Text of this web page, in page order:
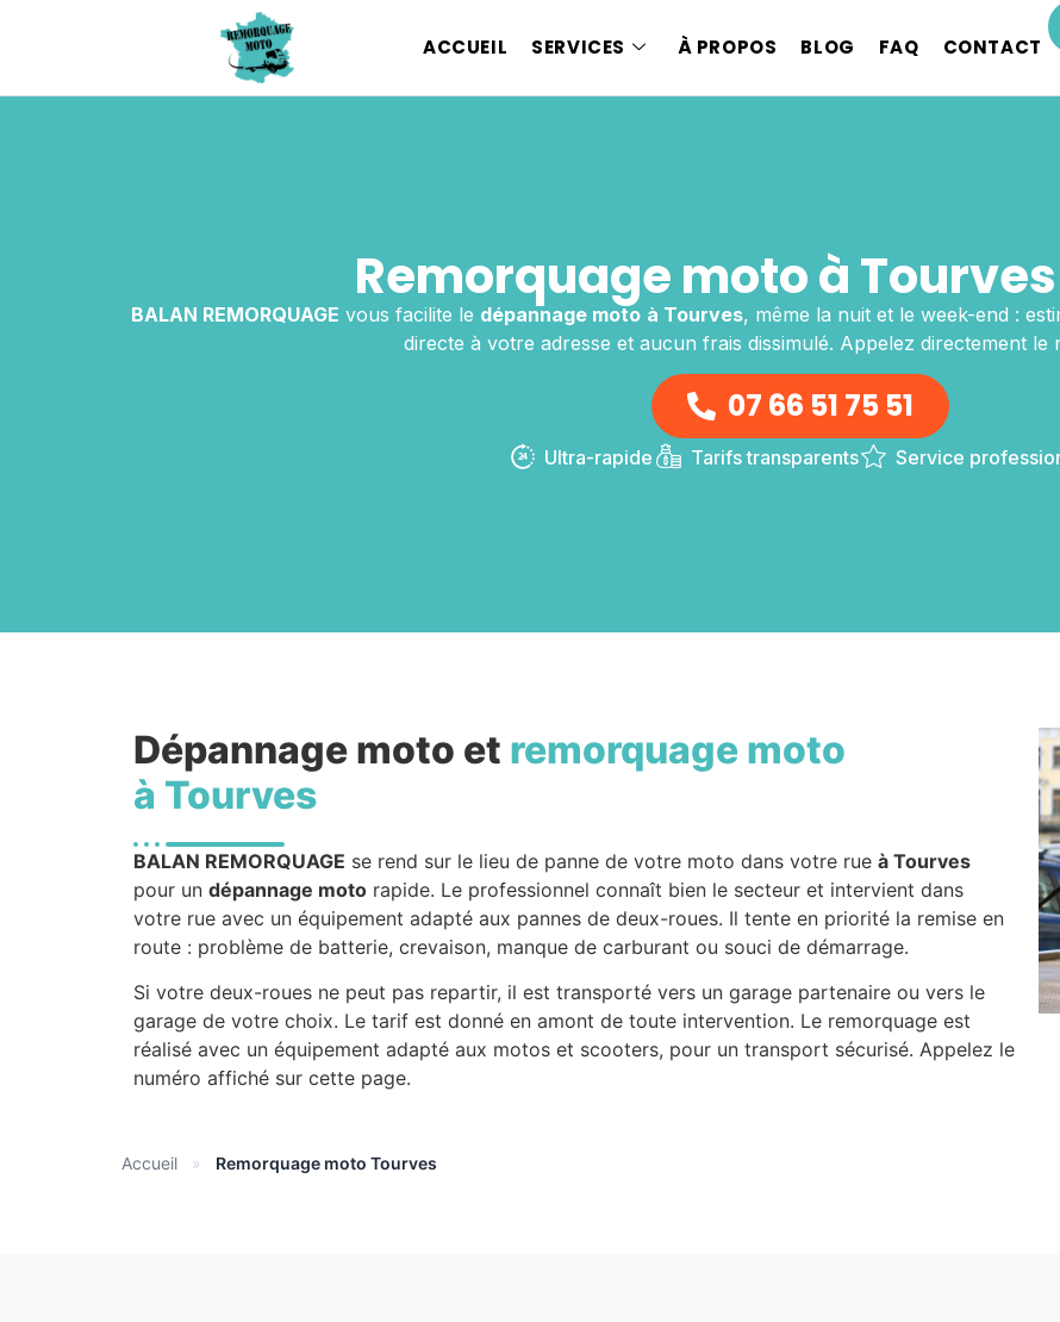
ACCUEIL SERVICES À PROPOS BLOG FAQ CONTACT
Remorquage moto à
BALAN REMORQUAGE vous facilite le dépannage moto à Tourves, même la nuit et le week-end :
directe à votre adresse et aucun frais dissimulé. Appelez directement le
07 66 51 75 51
Ultra-rapide Tarifs transparents Service
Dépannage moto et remorquage moto
à Tourves
BALAN REMORQUAGE se rend sur le lieu de panne de votre moto dans votre rue à Tourves
pour un dépannage moto rapide. Le professionnel connaît bien le secteur et intervient dans
votre rue avec un équipement adapté aux pannes de deux-roues. Il tente en priorité la remise en
route : problème de batterie, crevaison, manque de carburant ou souci de démarrage.
Si votre deux-roues ne peut pas repartir, il est transporté vers un garage partenaire ou vers le
garage de votre choix. Le tarif est donné en amont de toute intervention. Le remorquage est
réalisé avec un équipement adapté aux motos et scooters, pour un transport sécurisé. Appelez le
numéro affiché sur cette page.
Accueil » Remorquage moto Tourves